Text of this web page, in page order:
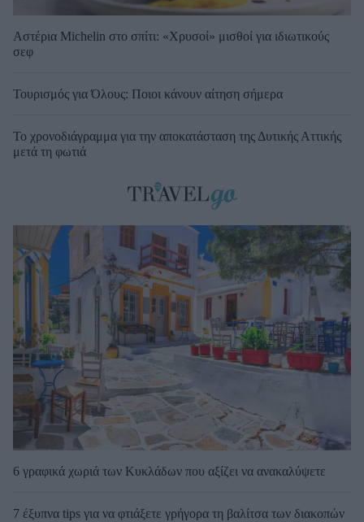
Αστέρια Michelin στο σπίτι: «Χρυσοί» μισθοί για ιδιωτικούς
σεφ
Τουρισμός για Όλους: Ποιοι κάνουν αίτηση σήμερα
Το χρονοδιάγραμμα για την αποκατάσταση της Δυτικής Αττικής
μετά τη φωτιά
6 γραφικά χωριά των Κυκλάδων που αξίζει να ανακαλύψετε
7 έξυπνα tips για να φτιάξετε γρήγορα τη βαλίτσα των διακοπών